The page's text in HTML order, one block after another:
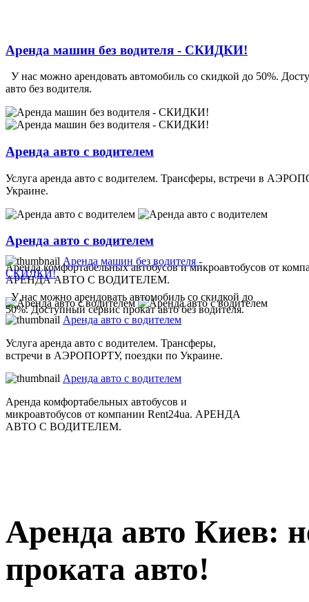
Аренда машин без водителя - СКИДКИ!
У нас можно арендовать автомобиль со скидкой до 50%.
авто без водителя.
Аренда авто с водителем
Услуга аренда авто с водителем. Трансферы, встречи в
Украине.
Аренда авто с водителем
Аренда комфортабельных автобусов и микроавтобусов от
АРЕНДА АВТО С ВОДИТЕЛЕМ.
Аренда машин без водителя -
СКИДКИ!
У нас можно арендовать автомобиль со скидкой до
50%. Доступный сервис прокат авто без водителя.
Аренда авто с водителем
Услуга аренда авто с водителем. Трансферы,
встречи в АЭРОПОРТУ, поездки по Украине.
Аренда авто с водителем
Аренда комфортабельных автобусов и
микроавтобусов от компании Rent24ua. АРЕНДА
АВТО С ВОДИТЕЛЕМ.
Аренда авто Киев:
проката авто!